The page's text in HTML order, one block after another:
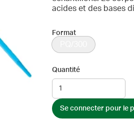
acides et des bases
Format
Quantité
Se connecter pour le